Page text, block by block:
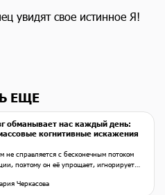
увидят свое истинное Я!
ЕЩЕ
обманывает нас каждый день:
когнитивные искажения
не справляется с бесконечным потоком
поэтому он её упрощает, игнорирует
с выводами. Это не недостаток, а
Черкасова